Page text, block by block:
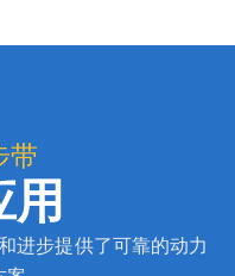
带
用
进步提供了可靠的动力